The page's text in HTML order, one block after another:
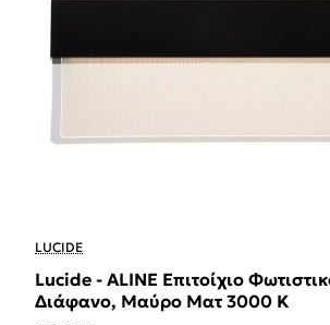
LUCIDE
Lucide - ALINE Επιτοίχιο
Διάφανο, Μαύρο Ματ 3000 K